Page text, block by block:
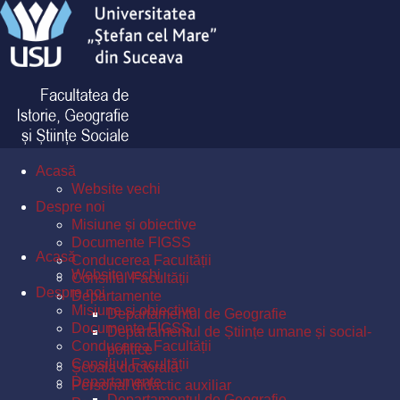
Acasă
Website vechi
Despre noi
Misiune și obiective
Documente FIGSS
Conducerea Facultății
Consiliul Facultății
Departamente
Departamentul de Geografie
Departamentul de Științe umane și social-
politice
Școala doctorală
Personal didactic auxiliar
Acasă
Website vechi
Despre noi
Misiune și obiective
Documente FIGSS
Conducerea Facultății
Consiliul Facultății
Departamente